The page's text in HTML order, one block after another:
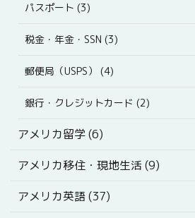
パスポート (3)
税金・年金・SSN (3)
郵便局（USPS） (4)
銀行・クレジットカード (2)
アメリカ留学 (6)
アメリカ移住・現地生活 (9)
アメリカ英語 (37)